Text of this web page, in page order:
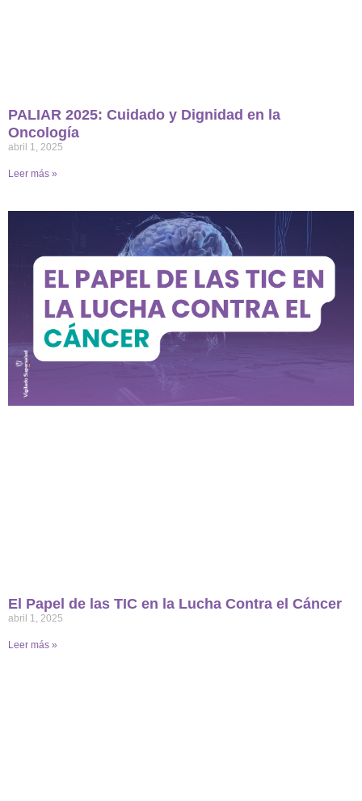
PALIAR 2025: Cuidado y Dignidad en la
Oncología
abril 1, 2025
Leer más »
El Papel de las TIC en la Lucha Contra el Cáncer
abril 1, 2025
Leer más »